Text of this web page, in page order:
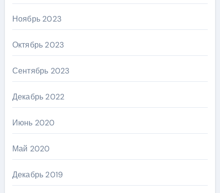
Ноябрь 2023
Октябрь 2023
Сентябрь 2023
Декабрь 2022
Июнь 2020
Май 2020
Декабрь 2019